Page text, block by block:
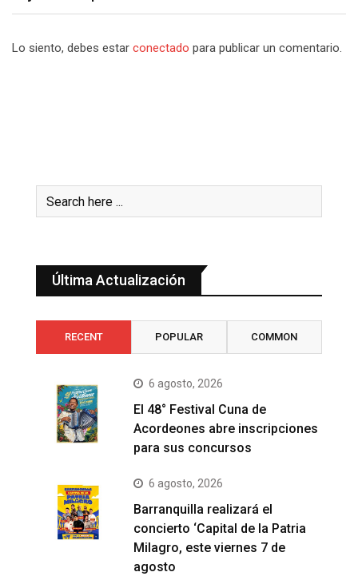
Lo siento, debes estar conectado para publicar un comentario.
Última Actualización
RECENT POPULAR COMMON
6 agosto, 2026
El 48° Festival Cuna de
Acordeones abre inscripciones
para sus concursos
6 agosto, 2026
Barranquilla realizará el
concierto ‘Capital de la Patria
Milagro, este viernes 7 de
agosto